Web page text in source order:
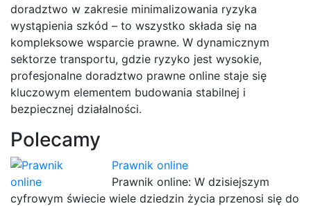
doradztwo w zakresie minimalizowania ryzyka
wystąpienia szkód – to wszystko składa się na
kompleksowe wsparcie prawne. W dynamicznym
sektorze transportu, gdzie ryzyko jest wysokie,
profesjonalne doradztwo prawne online staje się
kluczowym elementem budowania stabilnej i
bezpiecznej działalności.
Polecamy
Prawnik online
Prawnik online: W dzisiejszym
cyfrowym świecie wiele dziedzin życia przenosi się do